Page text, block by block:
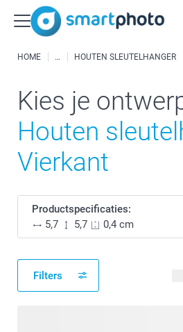
HOME HOUTEN SLEUTELHANGER
Kies je
Houten
Vierkant
Productspecificaties:
5,7
5,7 0,4 cm
Filters